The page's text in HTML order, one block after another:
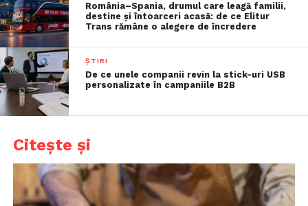
România–Spania, drumul care leagă familii,
destine și întoarceri acasă: de ce Elitur
Trans rămâne o alegere de încredere
ȘTIRI
De ce unele companii revin la stick-uri USB
personalizate în campaniile B2B
Citește și